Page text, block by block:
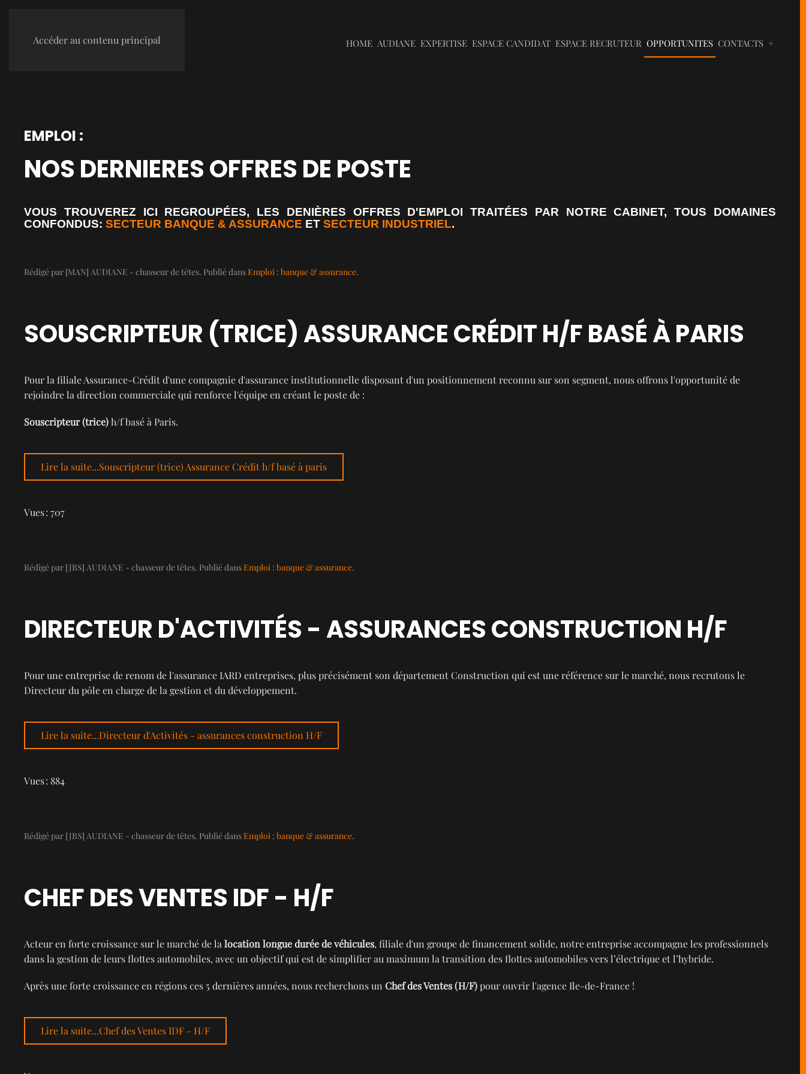
Accéder au contenu principal HOME AUDIANE EXPERTISE ESPACE CANDIDAT ESPACE RECRUTEUR OPPORTUNITES CONTACTS +
EMPLOI :
NOS DERNIERES OFFRES DE POSTE
VOUS TROUVEREZ ICI REGROUPÉES, LES DENIÈRES OFFRES D'EMPLOI TRAITÉES PAR NOTRE CABINET, TOUS DOMAINES
CONFONDUS: SECTEUR BANQUE & ASSURANCE ET SECTEUR INDUSTRIEL.
Rédigé par [MAN] AUDIANE - chasseur de têtes. Publié dansEmploi : banque & assurance.
SOUSCRIPTEUR (TRICE) ASSURANCE CRÉDIT H/F BASÉ À PARIS
Pour la filiale Assurance-Crédit d'une compagnie d'assurance institutionnelle disposant d'un positionnement reconnu sur son segment, nous offrons l'opportunité de
rejoindre la direction commerciale qui renforce l'équipe en créant le poste de :
Souscripteur (trice)h/f basé à Paris.
Lire la suite...Souscripteur (trice) Assurance Crédit h/f basé à paris
Vues : 707
Rédigé par [JBS] AUDIANE - chasseur de têtes. Publié dansEmploi : banque & assurance.
DIRECTEUR D'ACTIVITÉS - ASSURANCES CONSTRUCTION H/F
Pour une entreprise de renom de l'assurance IARD entreprises, plus précisément son département Construction qui est une référence sur le marché, nous recrutons le
Directeur du pôle en charge de la gestion et du développement.
Lire la suite...Directeur d'Activités - assurances construction H/F
Vues : 884
Rédigé par [JBS] AUDIANE - chasseur de têtes. Publié dansEmploi : banque & assurance.
CHEF DES VENTES IDF - H/F
Acteur en forte croissance sur le marché de la location longue durée de véhicules, filiale d'un groupe de financement solide, notre entreprise accompagne les professionnels
dans la gestion de leurs flottes automobiles, avec un objectif qui est de simplifier au maximum la transition des flottes automobiles vers l’électrique et l’hybride.
Après une forte croissance en régions ces 5 dernières années, nous recherchons un Chef des Ventes (H/F)pour ouvrir l'agence Ile-de-France !
Lire la suite...Chef des Ventes IDF - H/F